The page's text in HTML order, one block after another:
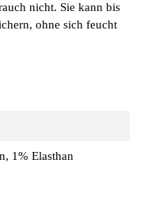
nicht. Sie kann bis
ohne sich feucht
1% Elasthan